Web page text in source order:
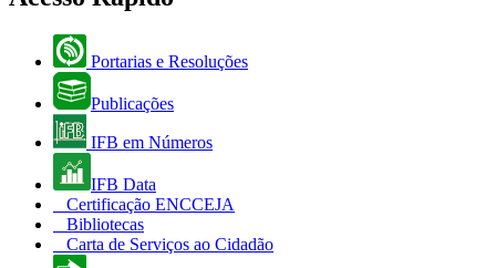
Portarias e Resoluções
Publicações
IFB em Números
IFB Data
Certificação ENCCEJA
Bibliotecas
Carta de Serviços ao Cidadão